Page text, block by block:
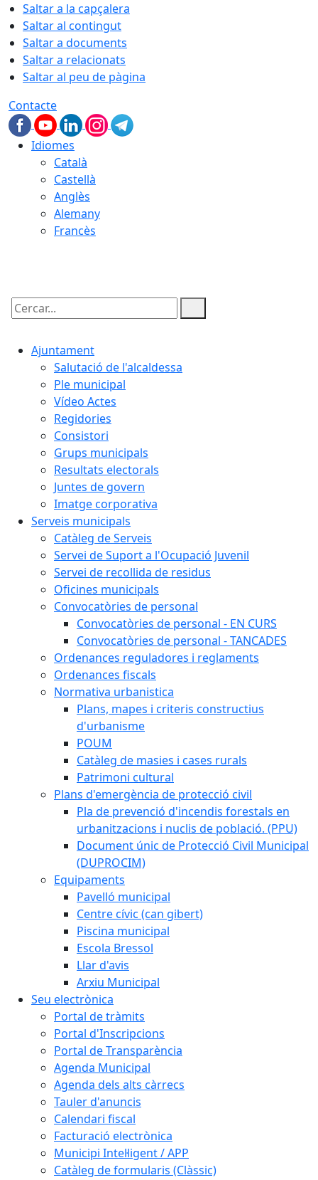
Saltar a la capçalera
Saltar al contingut
Saltar a documents
Saltar a relacionats
Saltar al peu de pàgina
Contacte
Idiomes
Català
Castellà
Anglès
Alemany
Francès
Cercar:
Ajuntament
Salutació de l'alcaldessa
Ple municipal
Vídeo Actes
Regidories
Consistori
Grups municipals
Resultats electorals
Juntes de govern
Imatge corporativa
Serveis municipals
Catàleg de Serveis
Servei de Suport a l'Ocupació Juvenil
Servei de recollida de residus
Oficines municipals
Convocatòries de personal
Convocatòries de personal - EN CURS
Convocatòries de personal - TANCADES
Ordenances reguladores i reglaments
Ordenances fiscals
Normativa urbanistica
Plans, mapes i criteris constructius
d'urbanisme
POUM
Catàleg de masies i cases rurals
Patrimoni cultural
Plans d'emergència de protecció civil
Pla de prevenció d'incendis forestals en
urbanitzacions i nuclis de població. (PPU)
Document únic de Protecció Civil Municipal
(DUPROCIM)
Equipaments
Pavelló municipal
Centre cívic (can gibert)
Piscina municipal
Escola Bressol
Llar d'avis
Arxiu Municipal
Seu electrònica
Portal de tràmits
Portal d'Inscripcions
Portal de Transparència
Agenda Municipal
Agenda dels alts càrrecs
Tauler d'anuncis
Calendari fiscal
Facturació electrònica
Municipi Intel·ligent / APP
Catàleg de formularis (Clàssic)